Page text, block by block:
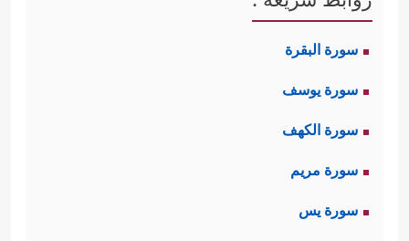
سورة البقرة
سورة يوسف
سورة الكهف
سورة مريم
سورة يس